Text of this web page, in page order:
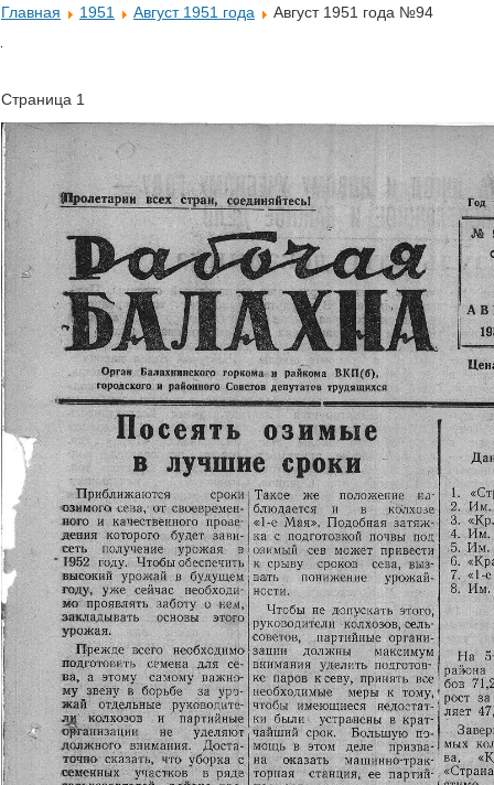
Главная 1951 Август 1951 года Август 1951 года №94
Страница 1